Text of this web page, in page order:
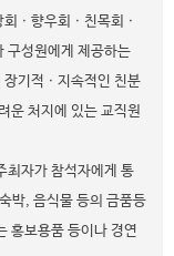
ㆍ향우회ㆍ친목회ㆍ
구성원에게 제공하는
기적ㆍ지속적인 친분
운 처지에 있는 교직원
최자가 참석자에게 통
박, 음식물 등의 금품등
홍보용품 등이나 경연